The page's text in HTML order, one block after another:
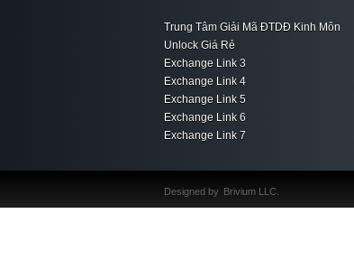
Trung Tâm Giải Mã ĐTDĐ Kinh Môn
Unlock Giá Rẻ
Exchange Link 3
Exchange Link 4
Exchange Link 5
Exchange Link 6
Exchange Link 7
Designed by Brivium LLC.